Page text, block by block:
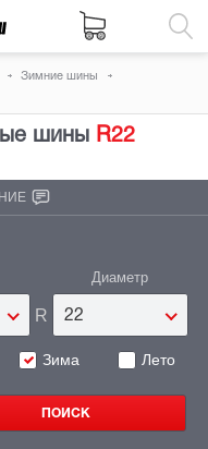
Зимние шины
шины
R22
R
Диаметр
22
Зима Лето